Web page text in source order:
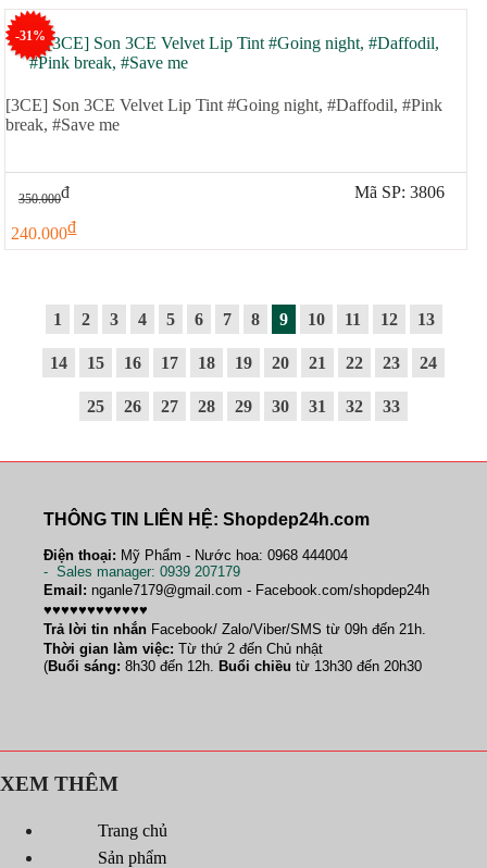
-31%
[3CE] Son 3CE Velvet Lip Tint #Going night, #Daffodil, #Pink
break, #Save me
350.000đ
240.000đ
Mã SP: 3806
1 2 3 4 5 6 7 8 9 10 11 12 13
14 15 16 17 18 19 20 21 22 23 24
25 26 27 28 29 30 31 32 33
THÔNG TIN LIÊN HỆ: Shopdep24h.com
Điện thoại: Mỹ Phẩm - Nước hoa: 0968 444004
- Sales manager: 0939 207179
Email: nganle7179@gmail.com - Facebook.com/shopdep24h
♥♥♥♥♥♥♥♥♥♥♥♥
Trả lời tin nhắn Facebook/ Zalo/Viber/SMS từ 09h đến 21h.
Thời gian làm việc: Từ thứ 2 đến Chủ nhật
(Buổi sáng: 8h30 đến 12h. Buổi chiều từ 13h30 đến 20h30
XEM THÊM
Trang chủ
Sản phẩm